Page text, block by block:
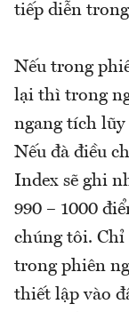
tiếp diễn
Nếu trong
lại thì trong
ngang tích lũy
Nếu đà điều
Index sẽ ghi
990 – 1000
chúng tôi. Chỉ
trong phiên
thiết lập vào